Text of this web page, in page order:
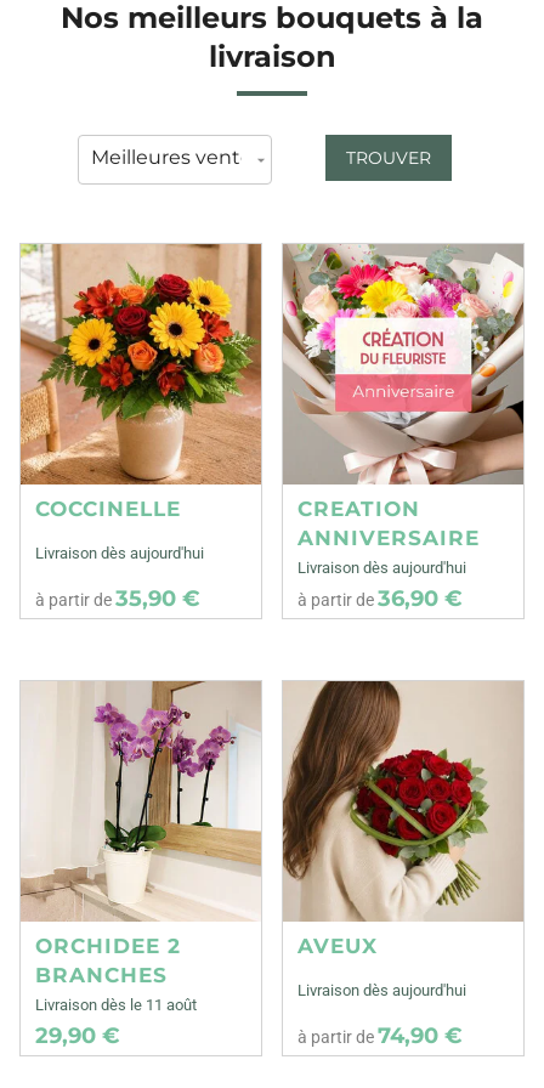
Nos meilleurs bouquets à la
livraison
TROUVER
COCCINELLE
Livraison dès aujourd'hui
à partir de35,90 €
CREATION
ANNIVERSAIRE
Livraison dès aujourd'hui
à partir de36,90 €
ORCHIDEE 2
BRANCHES
Livraison dès le 11 août
29,90 €
AVEUX
Livraison dès aujourd'hui
à partir de74,90 €